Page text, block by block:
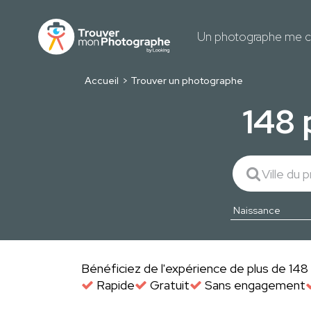
Un photographe me
Accueil Trouver un photographe
148
Bénéficiez de l'expérience de plus de
Rapide
Gratuit Sans engagement